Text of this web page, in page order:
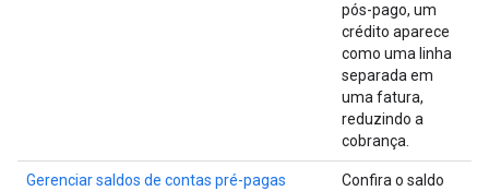
pós-pago, um
crédito aparece
como uma linha
separada em
uma fatura,
reduzindo a
cobrança.
Gerenciar saldos de contas pré-pagas
Confira o saldo